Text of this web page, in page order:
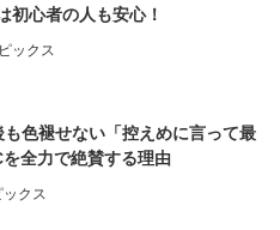
初心者の人も安心！
ックス
色褪せない「控えめに言って最
全力で絶賛する理由
ックス